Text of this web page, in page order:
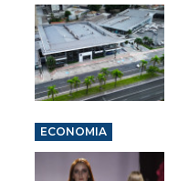
ECONOMIA